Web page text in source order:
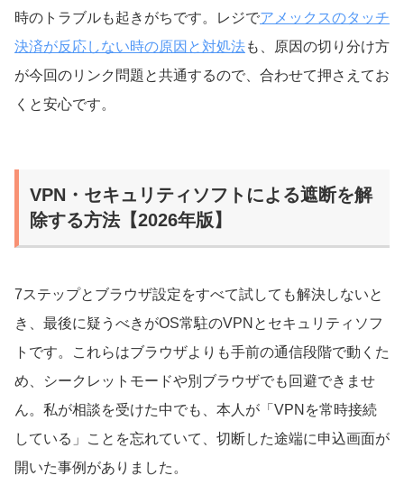
時のトラブルも起きがちです。レジでアメックスのタッチ
決済が反応しない時の原因と対処法も、原因の切り分け方
が今回のリンク問題と共通するので、合わせて押さえてお
くと安心です。
VPN・セキュリティソフトによる遮断を解
除する方法【2026年版】
7ステップとブラウザ設定をすべて試しても解決しないと
き、最後に疑うべきがOS常駐のVPNとセキュリティソフ
トです。これらはブラウザよりも手前の通信段階で動くた
め、シークレットモードや別ブラウザでも回避できませ
ん。私が相談を受けた中でも、本人が「VPNを常時接続
している」ことを忘れていて、切断した途端に申込画面が
開いた事例がありました。